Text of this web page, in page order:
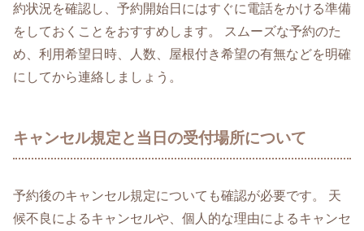
約状況を確認し、予約開始日にはすぐに電話をかける準備
をしておくことをおすすめします。 スムーズな予約のた
め、利用希望日時、人数、屋根付き希望の有無などを明確
にしてから連絡しましょう。
キャンセル規定と当日の受付場所について
予約後のキャンセル規定についても確認が必要です。 天
候不良によるキャンセルや、個人的な理由によるキャンセ